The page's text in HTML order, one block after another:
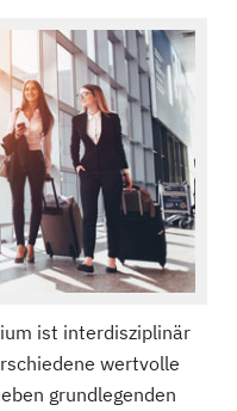
ist interdisziplinär
wertvolle
grundlegenden